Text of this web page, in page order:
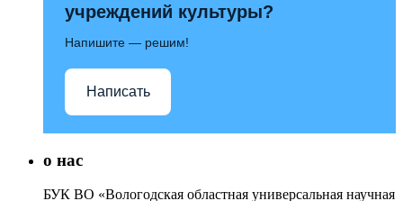
учреждений культуры?
Напишите — решим!
Написать
о нас
БУК ВО «Вологодская областная универсальная научная